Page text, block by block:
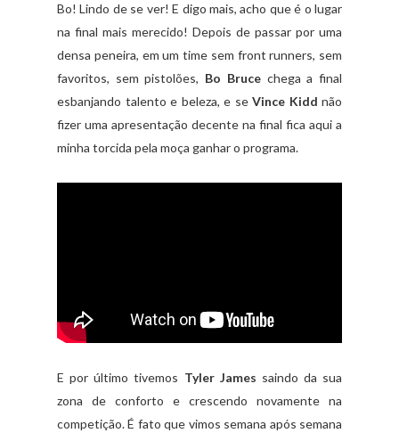
Bo! Lindo de se ver! E digo mais, acho que é o lugar
na final mais merecido! Depois de passar por uma
densa peneira, em um time sem front runners, sem
favoritos, sem pistolões, Bo Bruce chega a final
esbanjando talento e beleza, e se Vince Kidd não
fizer uma apresentação decente na final fica aqui a
minha torcida pela moça ganhar o programa.
E por último tivemos Tyler James saindo da sua
zona de conforto e crescendo novamente na
competição. É fato que vimos semana após semana